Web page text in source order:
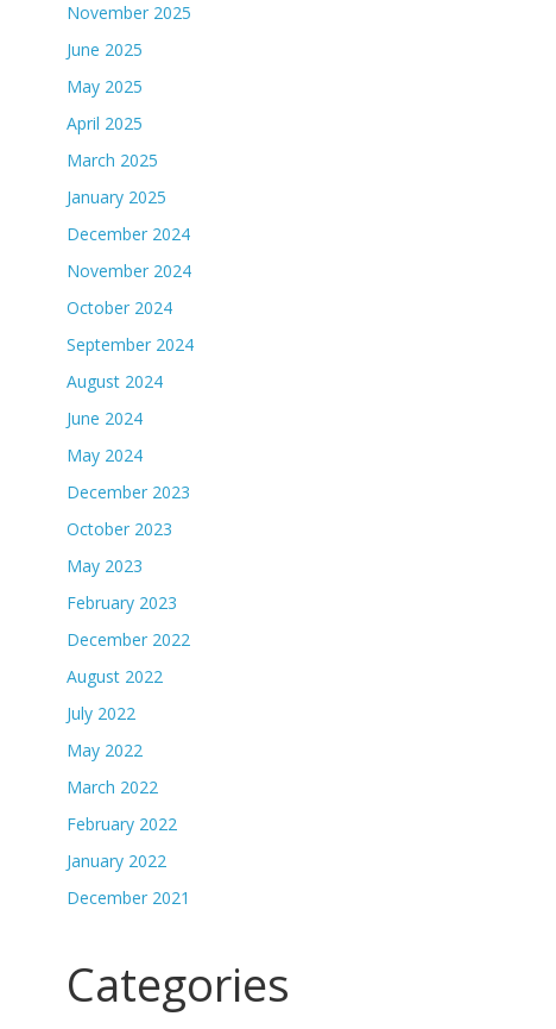
November 2025
June 2025
May 2025
April 2025
March 2025
January 2025
December 2024
November 2024
October 2024
September 2024
August 2024
June 2024
May 2024
December 2023
October 2023
May 2023
February 2023
December 2022
August 2022
July 2022
May 2022
March 2022
February 2022
January 2022
December 2021
Categories